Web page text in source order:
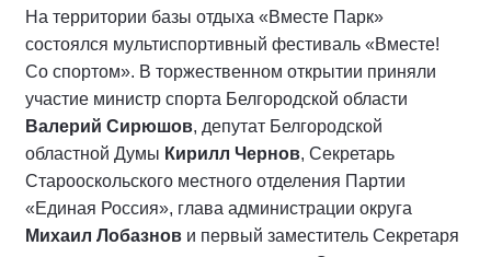
На территории базы отдыха «Вместе Парк»
состоялся мультиспортивный фестиваль «Вместе!
Со спортом». В торжественном открытии приняли
участие министр спорта Белгородской области
Валерий Сирюшов, депутат Белгородской
областной Думы Кирилл Чернов, Секретарь
Старооскольского местного отделения Партии
«Единая Россия», глава администрации округа
Михаил Лобазнов и первый заместитель Секретаря